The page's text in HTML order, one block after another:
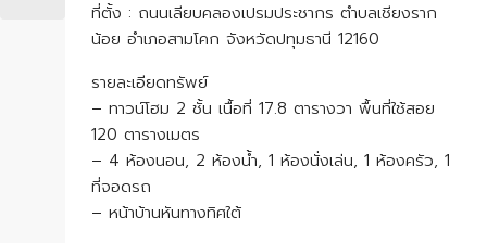
ที่ตั้ง : ถนนเลียบคลองเปรมประชากร ตำบลเชียงราก
น้อย อำเภอสามโคก จังหวัดปทุมธานี 12160
รายละเอียดทรัพย์
– ทาวน์โฮม 2 ชั้น เนื้อที่ 17.8 ตารางวา พื้นที่ใช้สอย
120 ตารางเมตร
– 4 ห้องนอน, 2 ห้องน้ำ, 1 ห้องนั่งเล่น, 1 ห้องครัว, 1
ที่จอดรถ
– หน้าบ้านหันทางทิศใต้